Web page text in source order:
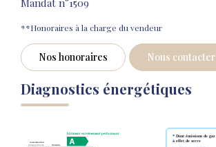
**Honoraires à la charge du vendeur
Nos honoraires Nous contacter
Diagnostics énergétiques